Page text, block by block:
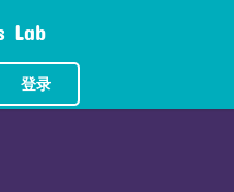
Lab
登录